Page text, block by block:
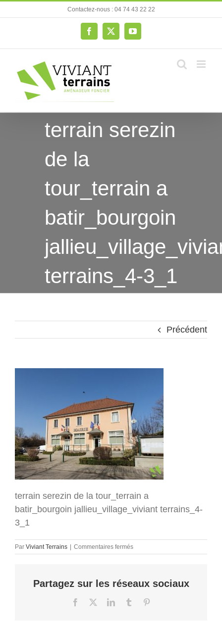
au
Contactez-nous : 04 74 43 22 22
Facebook
X YouTube
terrain serezin
de la
tour_terrain a
batir_bourgoin
terrains_4-3_1
Précédent
terrain serezin de la tour_terrain a
batir_bourgoin jallieu_village_viviant terrains_4-
3_1
Par Viviant Terrains Commentaires ferméssur
terrain
la
Partagez sur les réseaux sociaux
Facebook LinkedInTumblr